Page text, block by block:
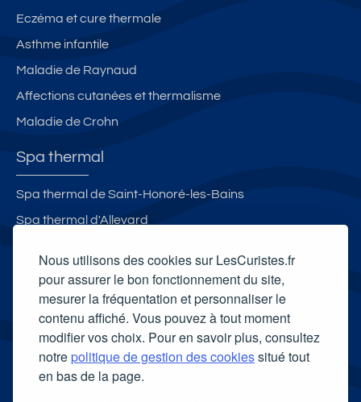
Nous utilisons des cookies sur LesCuristes.fr
pour assurer le bon fonctionnement du site,
mesurer la fréquentation et personnaliser le
contenu affiché. Vous pouvez à tout moment
modifier vos choix. Pour en savoir plus, consultez
notrepolitique de gestion des cookiessitué tout
en bas de la page.
Eczéma et cure thermale
Asthme infantile
Maladie de Raynaud
Affections cutanées et thermalisme
Maladie de Crohn
Spa thermal
Spa thermal de Saint-Honoré-les-Bains
Spa thermal d'Allevard
Thermes de Luchon
Carte cadeau spa Vichy
Carte cadeau spa Bagnoles-de-l'Orne
Carte cadeau spa Saubusse